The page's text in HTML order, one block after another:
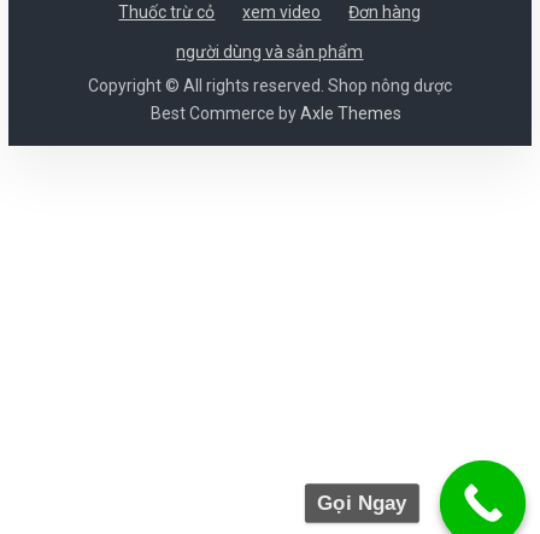
Thuốc trừ cỏ xem video Đơn hàng
người dùng và sản phẩm
Copyright © All rights reserved. Shop nông dược
Best Commerce byAxle Themes
Gọi Ngay